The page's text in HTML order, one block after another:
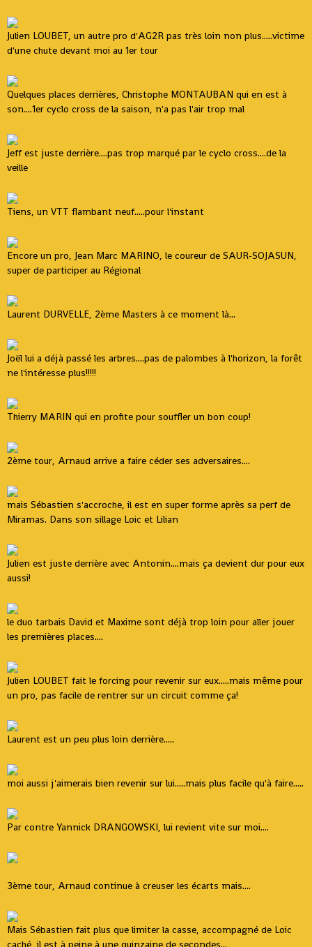
Julien LOUBET, un autre pro d'AG2R pas très loin non plus.....victime
d'une chute devant moi au 1er tour
Quelques places derrières, Christophe MONTAUBAN qui en est à
son....1er cyclo cross de la saison, n'a pas l'air trop mal
Jeff est juste derrière....pas trop marqué par le cyclo cross....de la
veille
Tiens, un VTT flambant neuf.....pour l'instant
Encore un pro, Jean Marc MARINO, le coureur de SAUR-SOJASUN,
super de participer au Régional
Laurent DURVELLE, 2ème Masters à ce moment là...
Joël lui a déjà passé les arbres....pas de palombes à l'horizon, la forêt
ne l'intéresse plus!!!!!
Thierry MARIN qui en profite pour souffler un bon coup!
2ème tour, Arnaud arrive a faire céder ses adversaires....
mais Sébastien s'accroche, il est en super forme après sa perf de
Miramas. Dans son sillage Loic et Lilian
Julien est juste derrière avec Antonin....mais ça devient dur pour eux
aussi!
le duo tarbais David et Maxime sont déjà trop loin pour aller jouer
les premières places....
Julien LOUBET fait le forcing pour revenir sur eux.....mais même pour
un pro, pas facile de rentrer sur un circuit comme ça!
Laurent est un peu plus loin derrière.....
moi aussi j'aimerais bien revenir sur lui.....mais plus facile qu'à faire.....
Par contre Yannick DRANGOWSKI, lui revient vite sur moi....
3ème tour, Arnaud continue à creuser les écarts mais....
Mais Sébastien fait plus que limiter la casse, accompagné de Loic
caché, il est à peine à une quinzaine de secondes...